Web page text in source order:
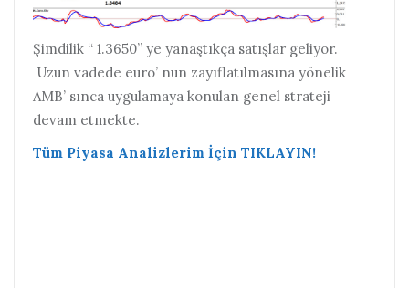
Şimdilik “ 1.3650” ye yanaştıkça satışlar geliyor.
Uzun vadede euro’ nun zayıflatılmasına yönelik
AMB’ sınca uygulamaya konulan genel strateji
devam etmekte.
Tüm Piyasa Analizlerim İçin TIKLAYIN!